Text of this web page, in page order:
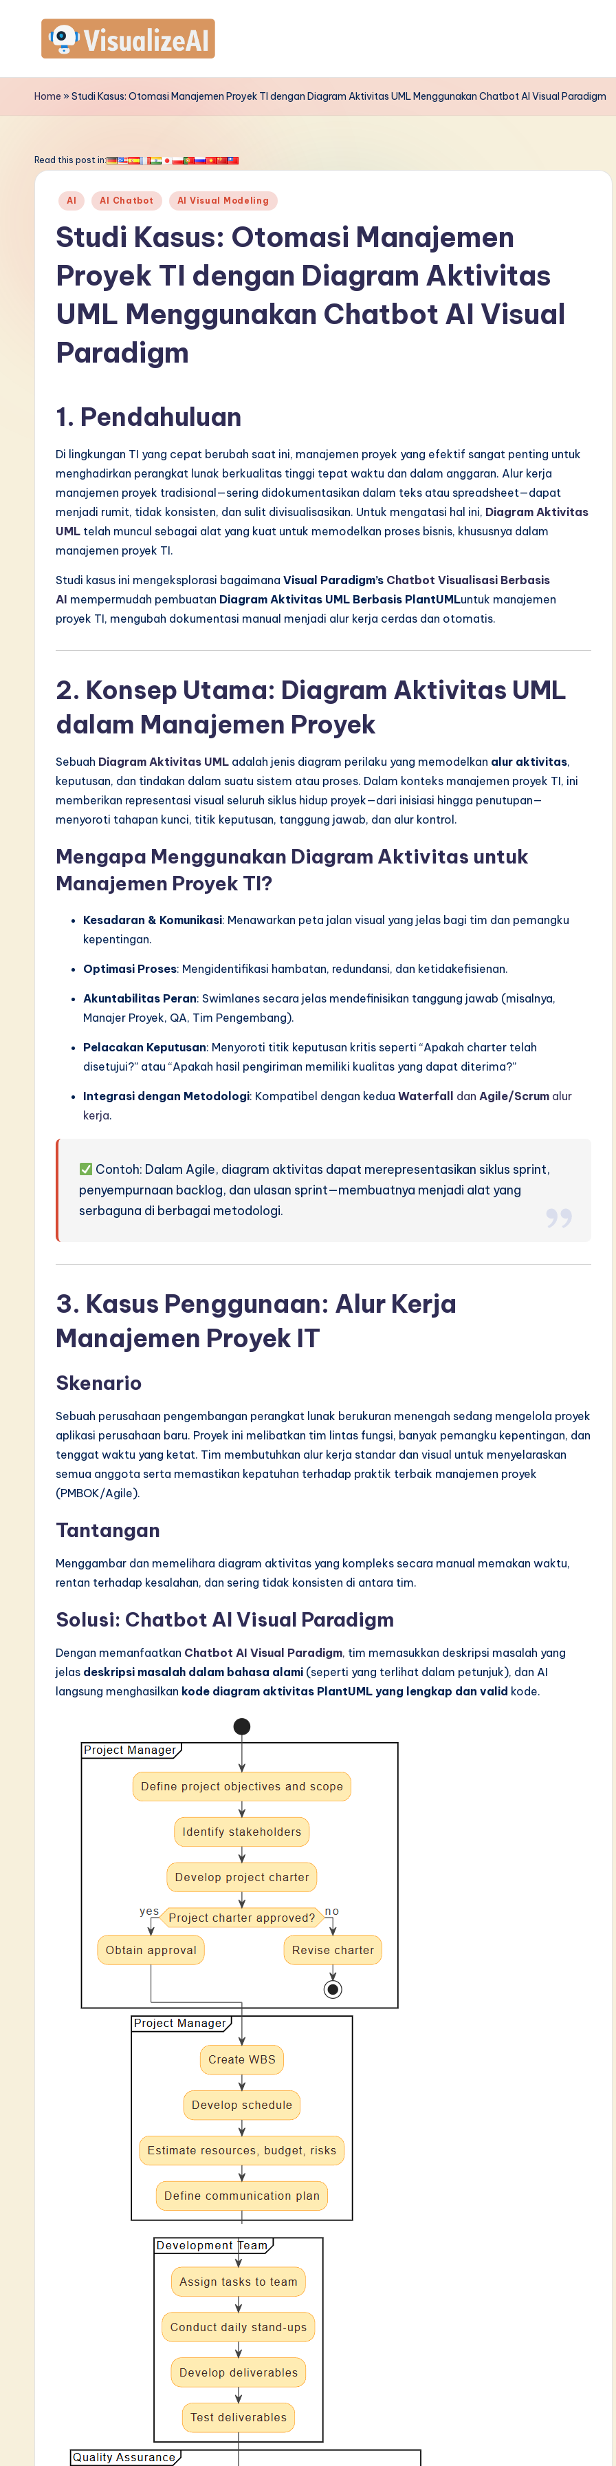
contentV
is
a
si
Home »Studi Kasus: Otomasi Manajemen Proyek TI dengan Diagram Aktivitas UML Menggunakan Chatbot AI Visual Paradigm
Read this post in:
Posted
AI AI Chatbot AI Visual Modeling
Studi Kasus: Otomasi Manajemen
Proyek TI dengan Diagram Aktivitas
UML Menggunakan Chatbot AI Visual
Paradigm
1. Pendahuluan
Di lingkungan TI yang cepat berubah saat ini, manajemen proyek yang efektif sangat penting untuk
menghadirkan perangkat lunak berkualitas tinggi tepat waktu dan dalam anggaran. Alur kerja
manajemen proyek tradisional—sering didokumentasikan dalam teks atau spreadsheet—dapat
menjadi rumit, tidak konsisten, dan sulit divisualisasikan. Untuk mengatasi hal ini, Diagram Aktivitas
UML telah muncul sebagai alat yang kuat untuk memodelkan proses bisnis, khususnya dalam
manajemen proyek TI.
Studi kasus ini mengeksplorasi bagaimana Visual Paradigm’s Chatbot Visualisasi Berbasis
AI mempermudah pembuatan Diagram Aktivitas UML Berbasis PlantUMLuntuk manajemen
proyek TI, mengubah dokumentasi manual menjadi alur kerja cerdas dan otomatis.
2. Konsep Utama: Diagram Aktivitas UML
dalam Manajemen Proyek
Sebuah Diagram Aktivitas UML adalah jenis diagram perilaku yang memodelkan alur aktivitas,
keputusan, dan tindakan dalam suatu sistem atau proses. Dalam konteks manajemen proyek TI, ini
memberikan representasi visual seluruh siklus hidup proyek—dari inisiasi hingga penutupan—
menyoroti tahapan kunci, titik keputusan, tanggung jawab, dan alur kontrol.
Mengapa Menggunakan Diagram Aktivitas untuk
Manajemen Proyek TI?
Kesadaran & Komunikasi: Menawarkan peta jalan visual yang jelas bagi tim dan pemangku
kepentingan.
Optimasi Proses: Mengidentifikasi hambatan, redundansi, dan ketidakefisienan.
Akuntabilitas Peran: Swimlanes secara jelas mendefinisikan tanggung jawab (misalnya,
Manajer Proyek, QA, Tim Pengembang).
Pelacakan Keputusan: Menyoroti titik keputusan kritis seperti “Apakah charter telah
disetujui?” atau “Apakah hasil pengiriman memiliki kualitas yang dapat diterima?”
Integrasi dengan Metodologi: Kompatibel dengan kedua Waterfall dan Agile/Scrum alur
kerja.
Contoh: Dalam Agile, diagram aktivitas dapat merepresentasikan siklus sprint,
penyempurnaan backlog, dan ulasan sprint—membuatnya menjadi alat yang
serbaguna di berbagai metodologi.
3. Kasus Penggunaan: Alur Kerja
Manajemen Proyek IT
Skenario
Sebuah perusahaan pengembangan perangkat lunak berukuran menengah sedang mengelola proyek
aplikasi perusahaan baru. Proyek ini melibatkan tim lintas fungsi, banyak pemangku kepentingan, dan
tenggat waktu yang ketat. Tim membutuhkan alur kerja standar dan visual untuk menyelaraskan
semua anggota serta memastikan kepatuhan terhadap praktik terbaik manajemen proyek
(PMBOK/Agile).
Tantangan
Menggambar dan memelihara diagram aktivitas yang kompleks secara manual memakan waktu,
rentan terhadap kesalahan, dan sering tidak konsisten di antara tim.
Solusi: Chatbot AI Visual Paradigm
Dengan memanfaatkan Chatbot AI Visual Paradigm, tim memasukkan deskripsi masalah yang
jelas deskripsi masalah dalam bahasa alami (seperti yang terlihat dalam petunjuk), dan AI
langsung menghasilkan kode diagram aktivitas PlantUML yang lengkap dan valid kode.